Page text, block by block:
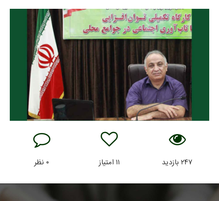
۲۴۷بازدید ۱۱امتیاز ۰ نظر